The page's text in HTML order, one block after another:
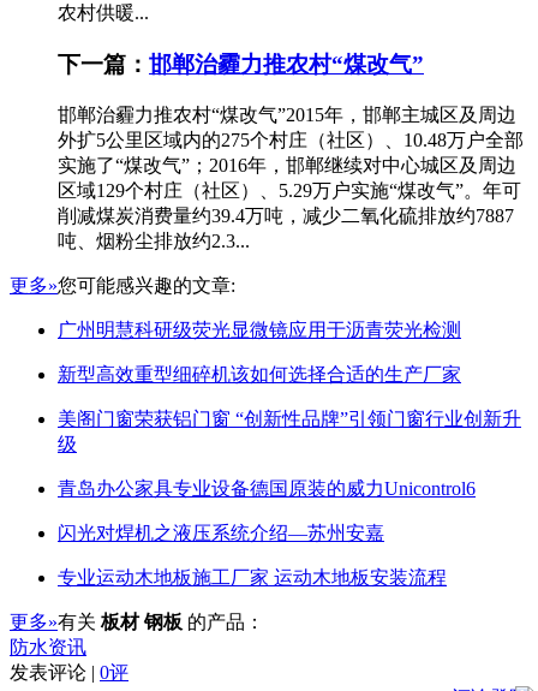
农村供暖...
下一篇： 邯郸治霾力推农村“煤改气”
邯郸治霾力推农村“煤改气”2015年，邯郸主城区及周边
外扩5公里区域内的275个村庄（社区）、10.48万户全部
实施了“煤改气”；2016年，邯郸继续对中心城区及周边
区域129个村庄（社区）、5.29万户实施“煤改气”。年可
削减煤炭消费量约39.4万吨，减少二氧化硫排放约7887
吨、烟粉尘排放约2.3...
更多»您可能感兴趣的文章:
广州明慧科研级荧光显微镜应用于沥青荧光检测
新型高效重型细碎机该如何选择合适的生产厂家
美阁门窗荣获铝门窗 “创新性品牌”引领门窗行业创新升
级
青岛办公家具专业设备德国原装的威力Unicontrol6
闪光对焊机之液压系统介绍—苏州安嘉
专业运动木地板施工厂家 运动木地板安装流程
更多»有关 板材 钢板 的产品：
防水资讯
发表评论 | 0评